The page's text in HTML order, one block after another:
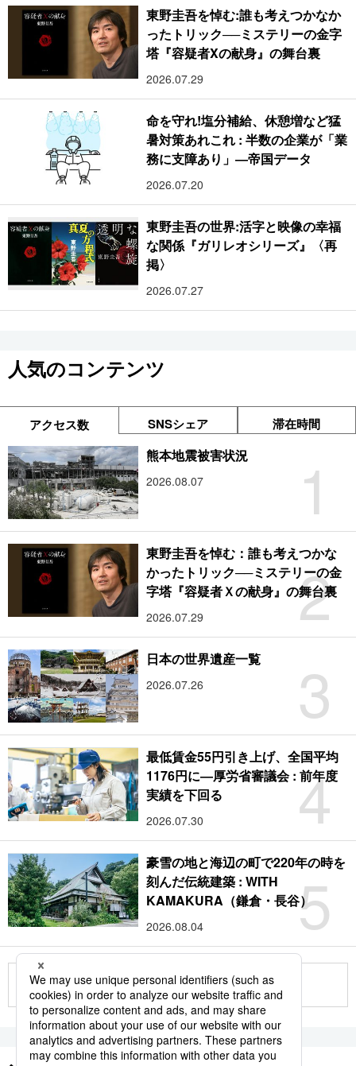
東野圭吾を悼む:誰も考えつかなか
ったトリック──ミステリーの金字
塔『容疑者Xの献身』の舞台裏
2026.07.29
命を守れ!塩分補給、休憩増など猛
暑対策あれこれ : 半数の企業が「業
務に支障あり」―帝国データ
2026.07.20
東野圭吾の世界:活字と映像の幸福
な関係『ガリレオシリーズ』〈再
掲〉
2026.07.27
人気のコンテンツ
アクセス数 SNSシェア 滞在時間
1
熊本地震被害状況
2026.08.07
2
東野圭吾を悼む：誰も考えつかな
かったトリック──ミステリーの金
字塔『容疑者Ｘの献身』の舞台裏
2026.07.29
3
日本の世界遺産一覧
2026.07.26
4
最低賃金55円引き上げ、全国平均
1176円に―厚労省審議会 : 前年度
実績を下回る
2026.07.30
5
豪雪の地と海辺の町で220年の時を
刻んだ伝統建築 : WITH
KAMAKURA（鎌倉・長谷）
2026.08.04
もっと見る